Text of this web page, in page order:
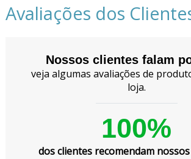
Avaliações dos
Nossos clientes falam
veja algumas avaliações de
loja.
100%
dos clientes recomendam